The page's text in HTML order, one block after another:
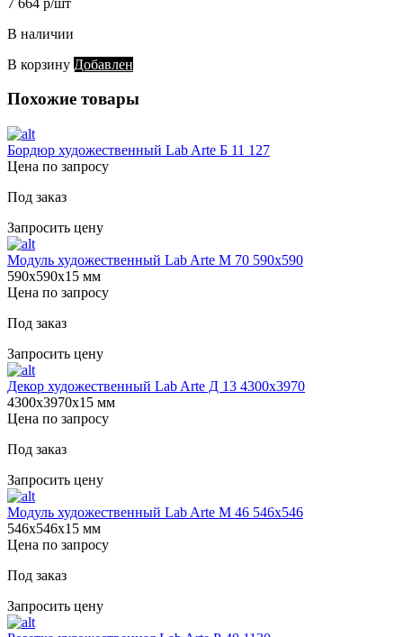
В наличии
В корзину Добавлен
Похожие товары
Бордюр художественный Lab Arte Б 11 127
Цена по запросу
Под заказ
Запросить цену
Модуль художественный Lab Arte М 70 590х590
590х590х15 мм
Цена по запросу
Под заказ
Запросить цену
Декор художественный Lab Arte Д 13 4300х3970
4300х3970х15 мм
Цена по запросу
Под заказ
Запросить цену
Модуль художественный Lab Arte М 46 546х546
546х546х15 мм
Цена по запросу
Под заказ
Запросить цену